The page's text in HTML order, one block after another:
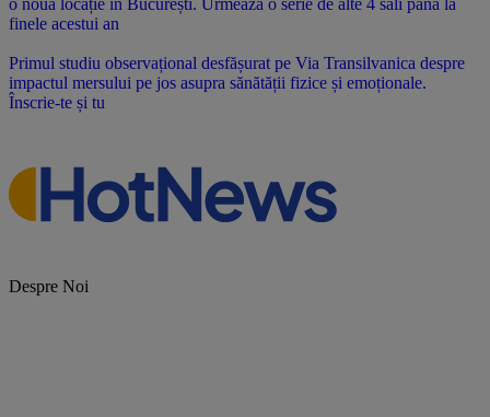
finele acestui an
Primul studiu observațional desfășurat pe Via Transilvanica despre
impactul mersului pe jos asupra sănătății fizice și emoționale.
Înscrie-te și tu
Despre Noi